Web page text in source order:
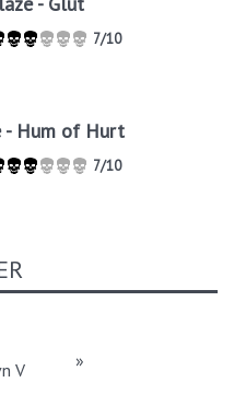
7/10
- Hum of Hurt
7/10
V
»